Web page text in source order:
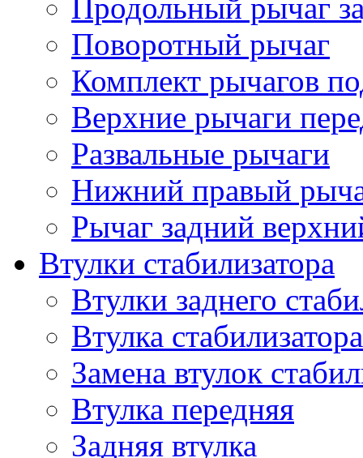
Продольный рычаг
Поворотный рычаг
Комплект рычагов
Верхние рычаги
Развальные рычаги
Нижний правый
Рычаг задний
Втулки стабилизатора
Втулки заднего
Втулка
Замена втулок
Втулка передняя
Задняя втулка